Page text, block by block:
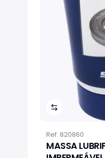
Ref. 820860
MASSA